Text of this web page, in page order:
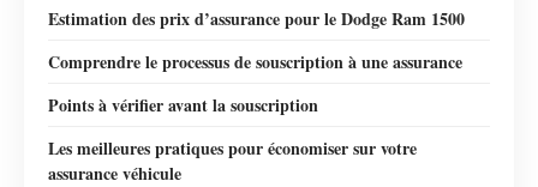
Estimation des prix d’assurance pour le Dodge Ram 1500
Comprendre le processus de souscription à une assurance
Points à vérifier avant la souscription
Les meilleures pratiques pour économiser sur votre
assurance véhicule